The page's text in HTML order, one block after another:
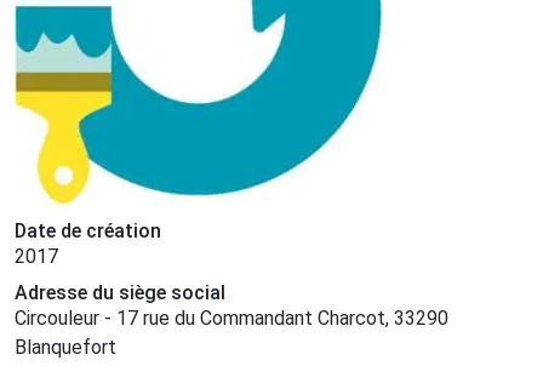
Date de création
2017
Adresse du siège social
Circouleur - 17 rue du Commandant Charcot, 33290
Blanquefort